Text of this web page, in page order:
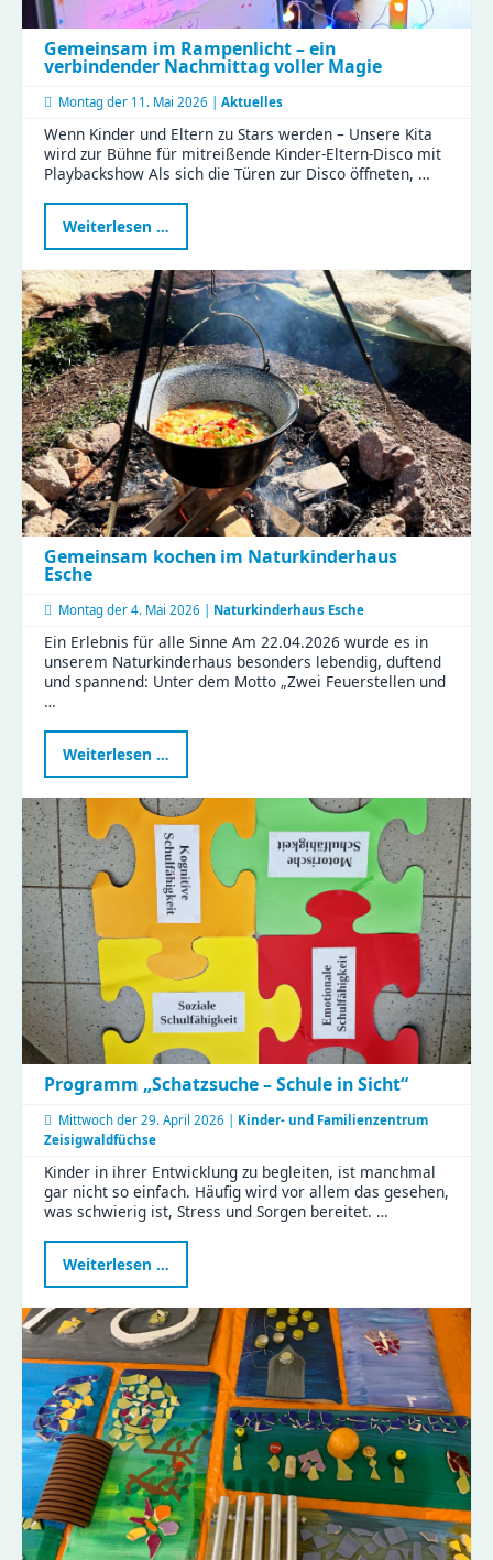
Gemeinsam im Rampenlicht – ein
verbindender Nachmittag voller Magie
Montag der 11. Mai 2026 | Aktuelles
Wenn Kinder und Eltern zu Stars werden – Unsere Kita
wird zur Bühne für mitreißende Kinder-Eltern-Disco mit
Playbackshow Als sich die Türen zur Disco öffneten, …
Weiterlesen …
im
–
ein
verbindender
Nachmittag
voller
Magie
Gemeinsam kochen im Naturkinderhaus
Esche
Montag der 4. Mai 2026 | Naturkinderhaus Esche
Ein Erlebnis für alle Sinne Am 22.04.2026 wurde es in
unserem Naturkinderhaus besonders lebendig, duftend
und spannend: Unter dem Motto „Zwei Feuerstellen und
…
Weiterlesen …
kochen
Naturkinderhaus
Esche
Programm „Schatzsuche – Schule in Sicht“
Mittwoch der 29. April 2026 | Kinder- und Familienzentrum
Zeisigwaldfüchse
Kinder in ihrer Entwicklung zu begleiten, ist manchmal
gar nicht so einfach. Häufig wird vor allem das gesehen,
was schwierig ist, Stress und Sorgen bereitet. …
Weiterlesen …
„Schatzsuche
–
Schule
in
Sicht“